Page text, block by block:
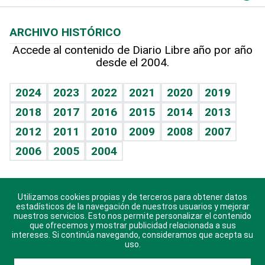
Hablando con el pediatra
Vida y familia
Eñe
Celebrando la vida
Sin complejos
En pocas palabras
Escuchando al corazón
Economía Personal
Línea de hit
TBT Deportivo
Hecho en casa
Guía del dinero
Cumpleaños
Horóscopos
Crucigramas
ARCHIVO HISTÓRICO
Accede al contenido de Diario Libre año por año
desde el 2004.
2024 2023 2022 2021 2020
2019
2018
2017 2016 2015 2014
2013
2012
2011 2010 2009 2008
2007
2006
2005 2004
Descarga nuestras aplicaciones para Android, iOS y
sistema Huawei.
Utilizamos cookies propias y de terceros para obtener datos
estadísticos de la navegación de nuestros usuarios y mejorar
nuestros servicios. Esto nos permite personalizar el contenido
que ofrecemos y mostrar publicidad relacionada a sus
intereses. Si continúa navegando, consideramos que acepta su
uso.